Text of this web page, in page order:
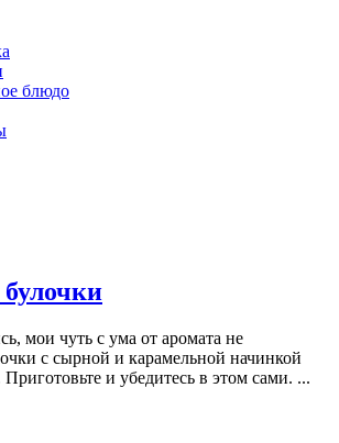
блюдо
мои чуть с ума от аромата не
с сырной и карамельной начинкой
и убедитесь в этом сами. ...